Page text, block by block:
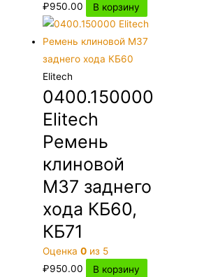
₽950.00 В корзину
Elitech
0400.150000
Elitech
Ремень
клиновой
М37 заднего
хода КБ60,
КБ71
Оценка0 из 5
₽950.00 В корзину